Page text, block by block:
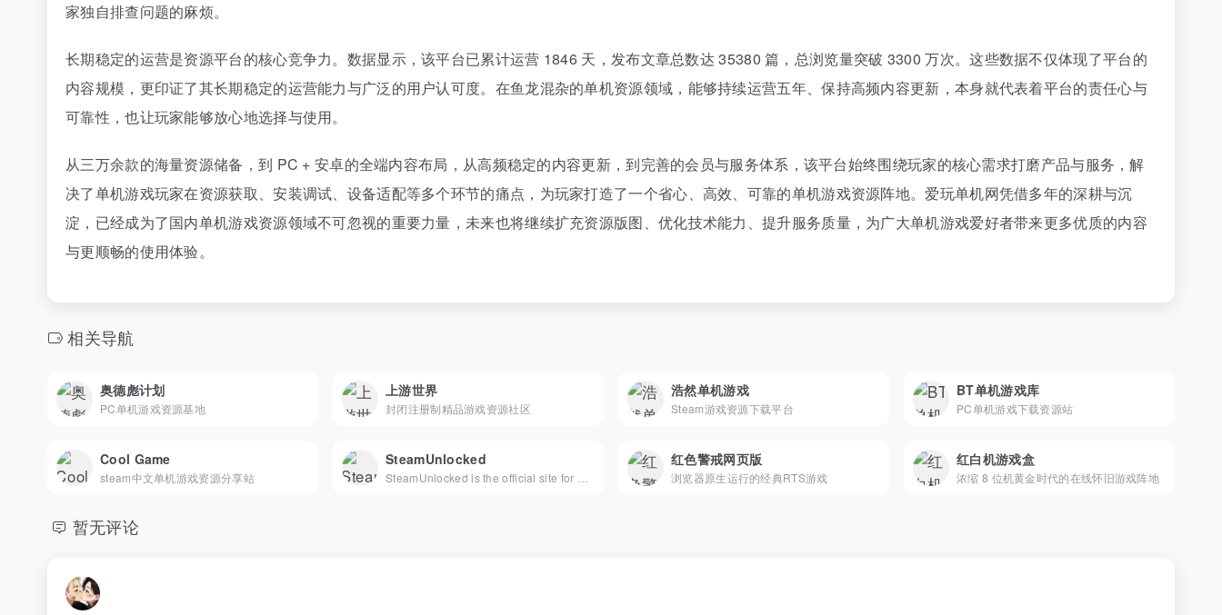
家独自排查问题的麻烦。
长期稳定的运营是资源平台的核心竞争力。数据显示，该平台已累计运营 1846 天，发布文章总数达 35380 篇，总浏览量突破 3300 万次。这些数据不仅体现了平台的
内容规模，更印证了其长期稳定的运营能力与广泛的用户认可度。在鱼龙混杂的单机资源领域，能够持续运营五年、保持高频内容更新，本身就代表着平台的责任心与
可靠性，也让玩家能够放心地选择与使用。
从三万余款的海量资源储备，到 PC + 安卓的全端内容布局，从高频稳定的内容更新，到完善的会员与服务体系，该平台始终围绕玩家的核心需求打磨产品与服务，解
决了单机游戏玩家在资源获取、安装调试、设备适配等多个环节的痛点，为玩家打造了一个省心、高效、可靠的单机游戏资源阵地。爱玩单机网凭借多年的深耕与沉
淀，已经成为了国内单机游戏资源领域不可忽视的重要力量，未来也将继续扩充资源版图、优化技术能力、提升服务质量，为广大单机游戏爱好者带来更多优质的内容
与更顺畅的使用体验。
相关导航
奥德彪计划
PC单机游戏资源基地
上游世界
封闭注册制精品游戏资源社区
浩然单机游戏
Steam游戏资源下载平台
BT单机游戏库
PC单机游戏下载资源站
Cool Game
steam中文单机游戏资源分享站
SteamUnlocked 红色警戒网页版
浏览器原生运行的经典RTS游戏
红白机游戏盒
浓缩 8 位机黄金时代的在线怀旧游戏阵地
暂无评论